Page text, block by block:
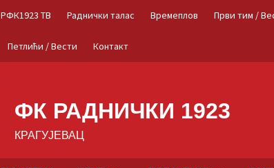
РФК1923 ТВ Раднички талас Времеплов Први тим /
Петлићи / Вести Контакт
ФК РАДНИЧКИ 1923
КРАГУЈЕВАЦ